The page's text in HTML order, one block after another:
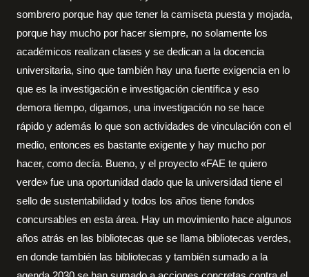
sombrero porque hay que tener la camiseta puesta y mojada,
porque hay mucho por hacer siempre, no solamente los
académicos realizan clases y se dedican a la docencia
universitaria, sino que también hay una fuerte exigencia en lo
que es la investigación e investigación científica y eso
demora tiempo, digamos, una investigación no se hace
rápido y además lo que son actividades de vinculación con el
medio, entonces es bastante exigente y hay mucho por
hacer, como decía. Bueno, y el proyecto «FAE te quiero
verde» fue una oportunidad dado que la universidad tiene el
sello de sustentabilidad y todos los años tiene fondos
concursables en esta área. Hay un movimiento hace algunos
años atrás en las bibliotecas que se llama bibliotecas verdes,
en donde también las bibliotecas y también sumado a la